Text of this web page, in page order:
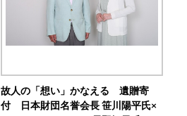
故人の「想い」かなえる 遺贈寄
付 日本財団名誉会長 笹川陽平氏×